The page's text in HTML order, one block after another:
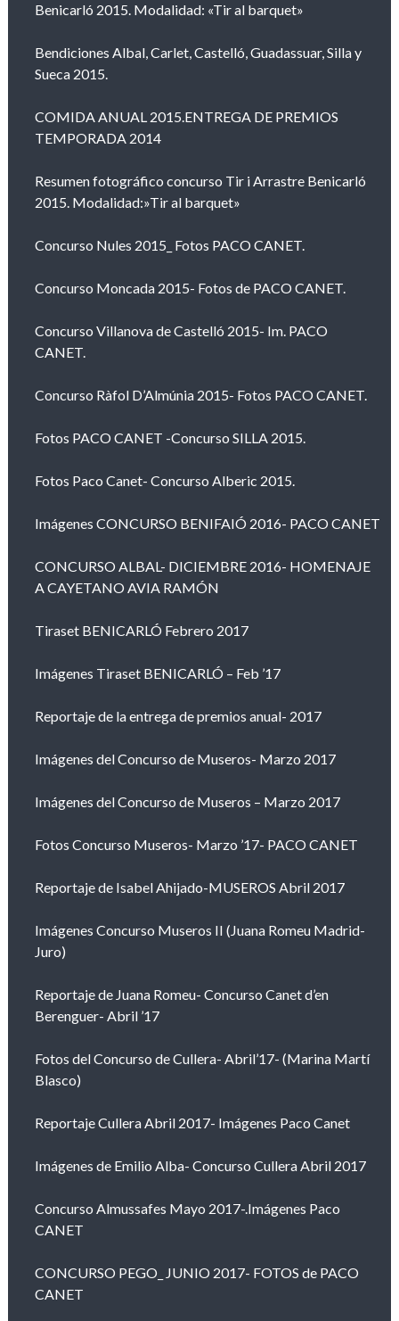
Benicarló 2015. Modalidad: «Tir al barquet»
Bendiciones Albal, Carlet, Castelló, Guadassuar, Silla y
Sueca 2015.
COMIDA ANUAL 2015.ENTREGA DE PREMIOS
TEMPORADA 2014
Resumen fotográfico concurso Tir i Arrastre Benicarló
2015. Modalidad:»Tir al barquet»
Concurso Nules 2015_ Fotos PACO CANET.
Concurso Moncada 2015- Fotos de PACO CANET.
Concurso Villanova de Castelló 2015- Im. PACO
CANET.
Concurso Ràfol D’Almúnia 2015- Fotos PACO CANET.
Fotos PACO CANET -Concurso SILLA 2015.
Fotos Paco Canet- Concurso Alberic 2015.
Imágenes CONCURSO BENIFAIÓ 2016- PACO CANET
CONCURSO ALBAL- DICIEMBRE 2016- HOMENAJE
A CAYETANO AVIA RAMÓN
Tiraset BENICARLÓ Febrero 2017
Imágenes Tiraset BENICARLÓ – Feb ’17
Reportaje de la entrega de premios anual- 2017
Imágenes del Concurso de Museros- Marzo 2017
Imágenes del Concurso de Museros – Marzo 2017
Fotos Concurso Museros- Marzo ’17- PACO CANET
Reportaje de Isabel Ahijado-MUSEROS Abril 2017
Imágenes Concurso Museros II (Juana Romeu Madrid-
Juro)
Reportaje de Juana Romeu- Concurso Canet d’en
Berenguer- Abril ’17
Fotos del Concurso de Cullera- Abril’17- (Marina Martí
Blasco)
Reportaje Cullera Abril 2017- Imágenes Paco Canet
Imágenes de Emilio Alba- Concurso Cullera Abril 2017
Concurso Almussafes Mayo 2017-.Imágenes Paco
CANET
CONCURSO PEGO_ JUNIO 2017- FOTOS de PACO
CANET